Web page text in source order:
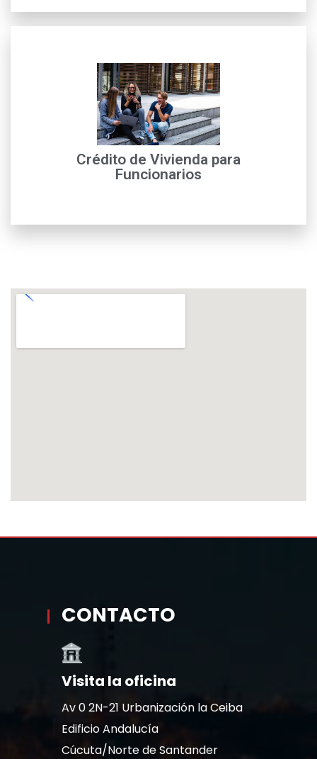
Crédito de Vivienda para
Funcionarios
Solicitud de crédito de vivienda funcionarios IFINORTE,
para Mayor información con nuestros financieros de
crédito
leer más
CONTACTO
Visita la oficina
Av 0 2N-21 Urbanización la Ceiba
Edificio Andalucía
Cúcuta/Norte de Santander